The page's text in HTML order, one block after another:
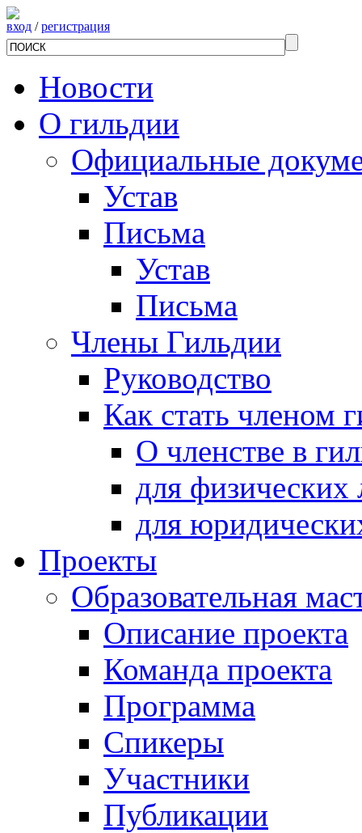
вход /регистрация
Новости
О гильдии
Официальные
Устав
Письма
Устав
Письма
Члены Гильдии
Руководство
Как стать членом
О членстве в
для физических
для
Проекты
Образовательная
Описание проекта
Команда проекта
Программа
Спикеры
Участники
Публикации